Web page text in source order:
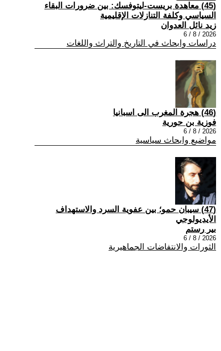
(45) معاهدة بريست-ليتوفسك: بين ضرورات البقاء
السياسي وكلفة التنازلات الإقليمية
زيد نائل العدوان
2026 / 8 / 6
دراسات وابحاث في التاريخ والتراث واللغات
(46) هجرة المغرب الى اسبانيا
فوزية بن حورية
2026 / 8 / 6
مواضيع وابحاث سياسية
(47) سيبان حمو؛ بين عفوية السرد والاستهداف
الأيديولوجي
بير رستم
2026 / 8 / 6
الثورات والانتفاضات الجماهيرية